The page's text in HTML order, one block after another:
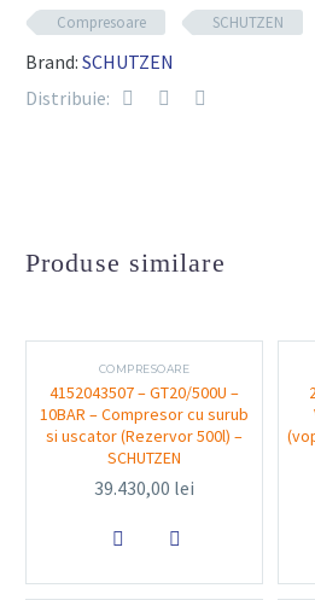
Cod produs RX:
Alimentare: 220V
Presiune maximă:
Număr cilindri:
Debit aer aspirat:
Răcire:prin aer – protejează
durata de viață
Greutate:
construit
Compresoare
SCHUTZEN
Brand: SCHUTZEN
Distribuie:
Produse similare
COMPRESOARE
4152043507 – GT20/500U –
10BAR – Compresor cu surub
si uscator (Rezervor 500l) –
SCHUTZEN
39.430,00 lei
